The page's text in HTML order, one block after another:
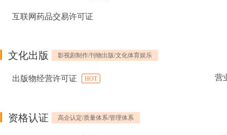
互联网药品交易许可证
文化出版 影视剧制作/刊物出版/文化体育娱乐
出版物经营许可证 HOT 营
资格认证 高企认定/质量体系/管理体系